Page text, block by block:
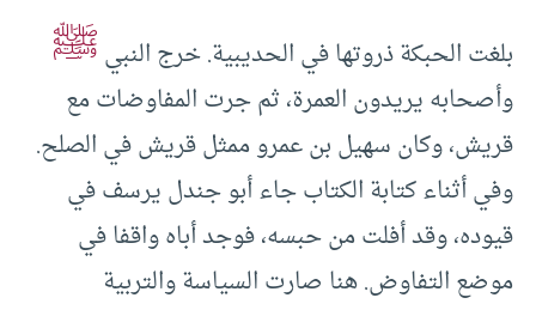
بلغت الحبكة ذروتها في الحديبية. خرج النبيﷺ
وأصحابه يريدون العمرة، ثم جرت المفاوضات مع
قريش، وكان سهيل بن عمرو ممثل قريش في الصلح.
وفي أثناء كتابة الكتاب جاء أبو جندل يرسف في
قيوده، وقد أفلت من حبسه، فوجد أباه واقفا في
موضع التفاوض. هنا صارت السياسة والتربية